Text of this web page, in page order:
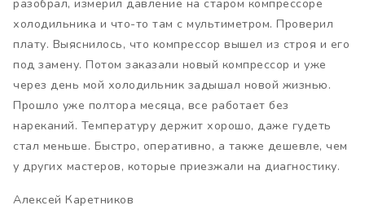
разобрал, измерил давление на старом компрессоре
холодильника и что-то там с мультиметром. Проверил
плату. Выяснилось, что компрессор вышел из строя и его
под замену. Потом заказали новый компрессор и уже
через день мой холодильник задышал новой жизнью.
Прошло уже полтора месяца, все работает без
нареканий. Температуру держит хорошо, даже гудеть
стал меньше. Быстро, оперативно, а также дешевле, чем
у других мастеров, которые приезжали на диагностику.
Алексей Каретников